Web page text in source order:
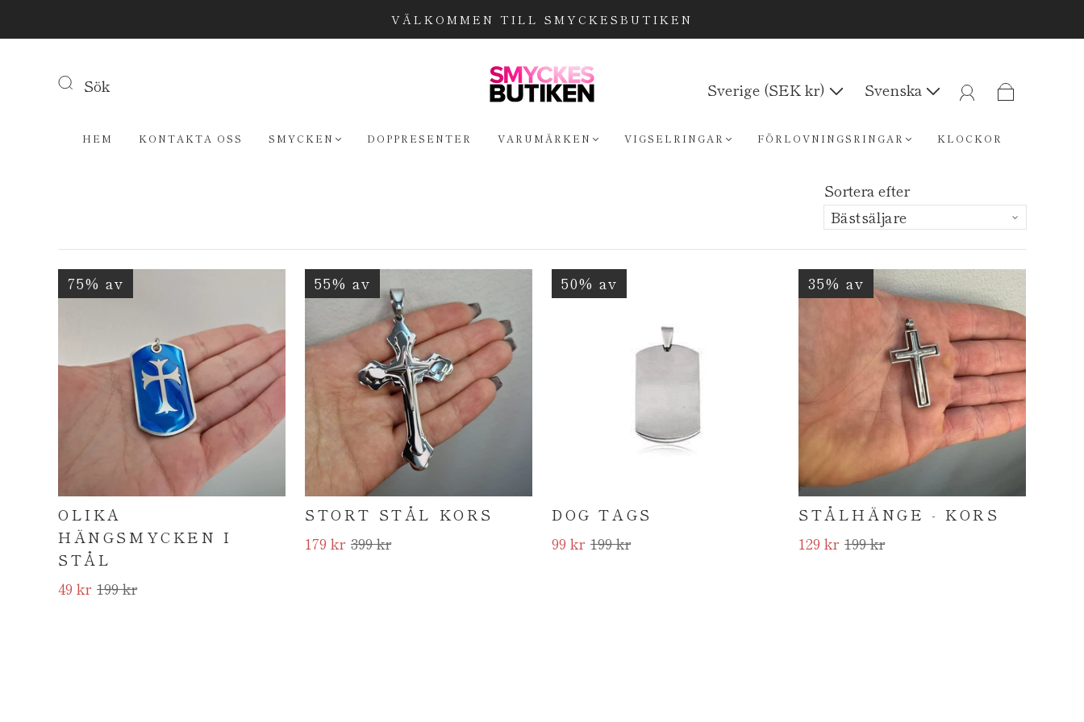
VÄLKOMMEN TILL SMYCKESBUTIKEN
Sök Sverige (SEK kr) Svenska
HEM KONTAKTA OSS SMYCKEN DOPPRESENTER VARUMÄRKEN VIGSELRINGAR FÖRLOVNINGSRINGAR KLOCKOR
Sortera efter
75% av
OLIKA
HÄNGSMYCKEN I
STÅL
49 kr 199 kr
55% av
STORT STÅL KORS
179 kr 399 kr
50% av
DOG TAGS
99 kr 199 kr
35% av
STÅLHÄNGE - KORS
129 kr 199 kr